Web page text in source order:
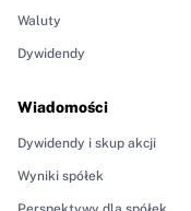
Waluty
Dywidendy
Wiadomości
Dywidendy i skup akcji
Wyniki spółek